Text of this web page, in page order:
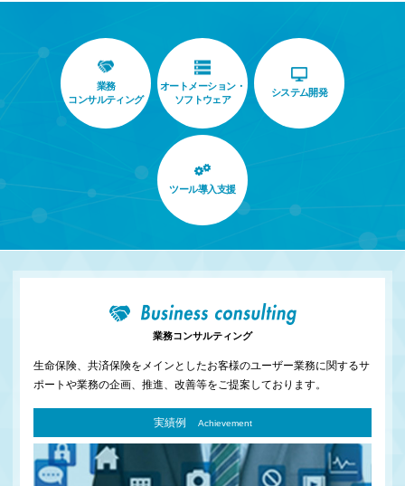
業務
コンサルティング
オートメーション・
ソフトウェア
システム開発
ツール導入支援
業務コンサルティング
生命保険、共済保険をメインとしたお客様のユーザー業務に関するサ
ポートや業務の企画、推進、改善等をご提案しております。
実績例 Achievement